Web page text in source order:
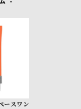
ースワン